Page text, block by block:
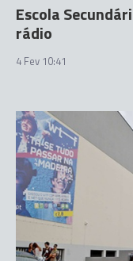
Escola
rádio
4 Fev 10:41